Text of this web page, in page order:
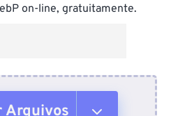
on-line, gratuitamente.
Arquivos